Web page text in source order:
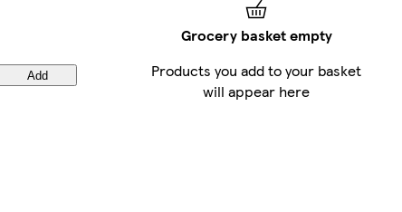
Add
Grocery basket empty
Products you add to your basket
will appear here